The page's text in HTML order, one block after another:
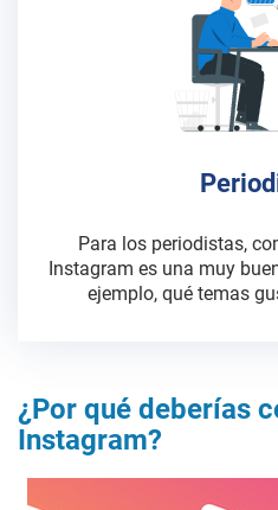
Para los periodistas,
Instagram es una muy
ejemplo, qué temas
¿Por qué deberías
Instagram?